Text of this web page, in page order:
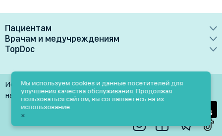
Пациентам
Врачи
Клиники
Лаборатории
Услуги
Блог
Акции и скидки
Врачам и медучреждениям
Преимущества
Медучреждениям
Врачам
TopDoc
Контакты
Помощь
Использование материалов разрешено только при
наличии активной ссылки на источник
Мы используем cookies и данные посетителей для
улучшения качества обслуживания. Продолжая
пользоваться сайтом, вы соглашаетесь на их
использование.
×